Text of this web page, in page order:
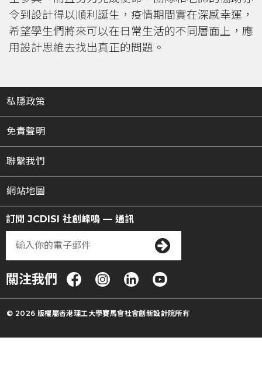
令到設計得以順利誕生，疫情期間實在深感幸運，
希望學生們將來可以在日常生活的不同層面上，應
用設計思維去找出真正的問題。
私隱政策
免責聲明
聯繫我們
網站地圖
訂閱 JCDISI 社創峰鳴 — 通訊
關注我們
© 2026 版權屬香港理工大學賽馬會社會創新設計院所有